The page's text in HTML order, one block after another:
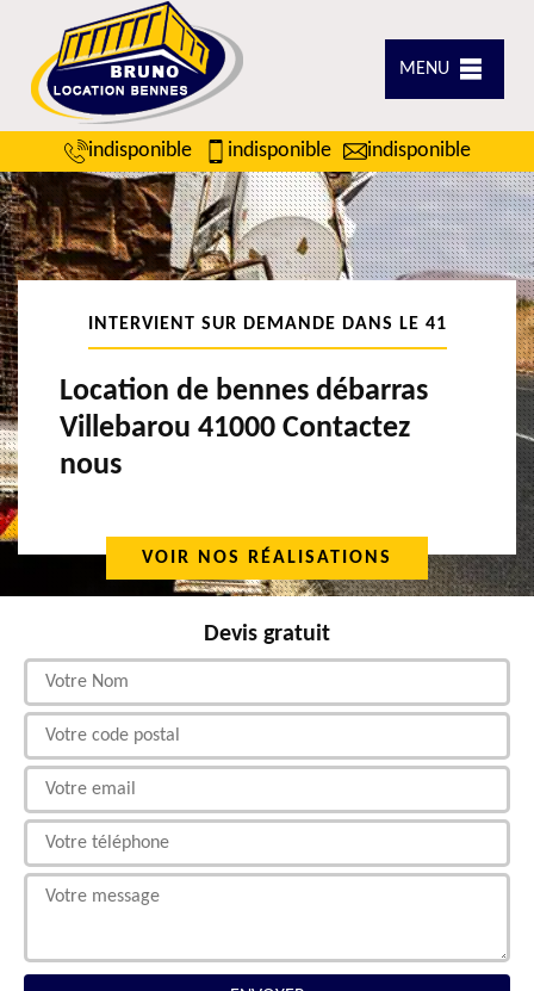
MENU
indisponible indisponible indisponible
INTERVIENT SUR DEMANDE DANS LE 41
Location de bennes débarras
Villebarou 41000 Contactez
nous
VOIR NOS RÉALISATIONS
Devis gratuit